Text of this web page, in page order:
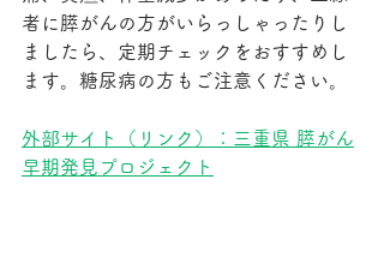
者に膵がんの方がいらっしゃったりし
ましたら、定期チェックをおすすめし
ます。糖尿病の方もご注意ください。
外部サイト（リンク）：三重県 膵がん
早期発見プロジェクト